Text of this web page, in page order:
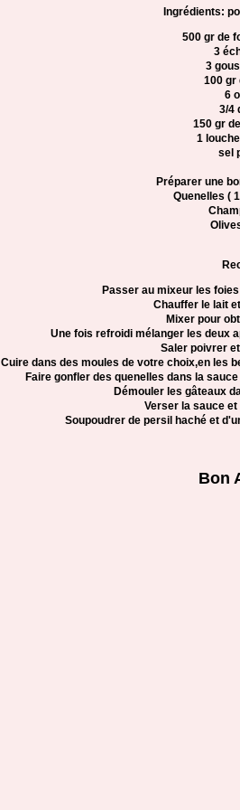
Ingrédients:
500 gr de
3
3
100 gr
6
3/4
150 gr
1
sel
Préparer une
Quenelles (
Passer au mixeur les
Chauffer le lait
Mixer pour
Une fois refroidi mélanger les deux
Saler poivrer
Cuire dans des moules de votre choix,en les
Faire gonfler des quenelles dans la
Démouler les gâteaux
Verser la sauce
Soupoudrer de persil haché et
Bon